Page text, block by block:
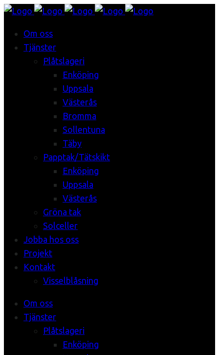
Om oss
Tjänster
Plåtslageri
Enköping
Uppsala
Västerås
Bromma
Sollentuna
Täby
Papptak/Tätskikt
Enköping
Uppsala
Västerås
Gröna tak
Solceller
Jobba hos oss
Projekt
Kontakt
Visselblåsning
Om oss
Tjänster
Plåtslageri
Enköping